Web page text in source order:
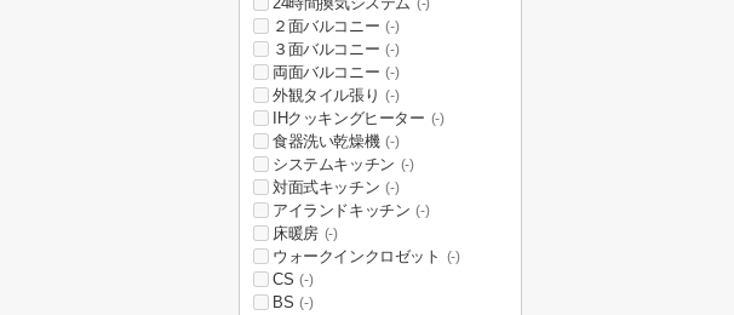
(-)
２面バルコニー (-)
３面バルコニー (-)
両面バルコニー (-)
外観タイル張り (-)
IHクッキングヒーター (-)
食器洗い乾燥機 (-)
システムキッチン (-)
対面式キッチン (-)
アイランドキッチン (-)
床暖房 (-)
ウォークインクロゼット (-)
CS (-)
BS (-)